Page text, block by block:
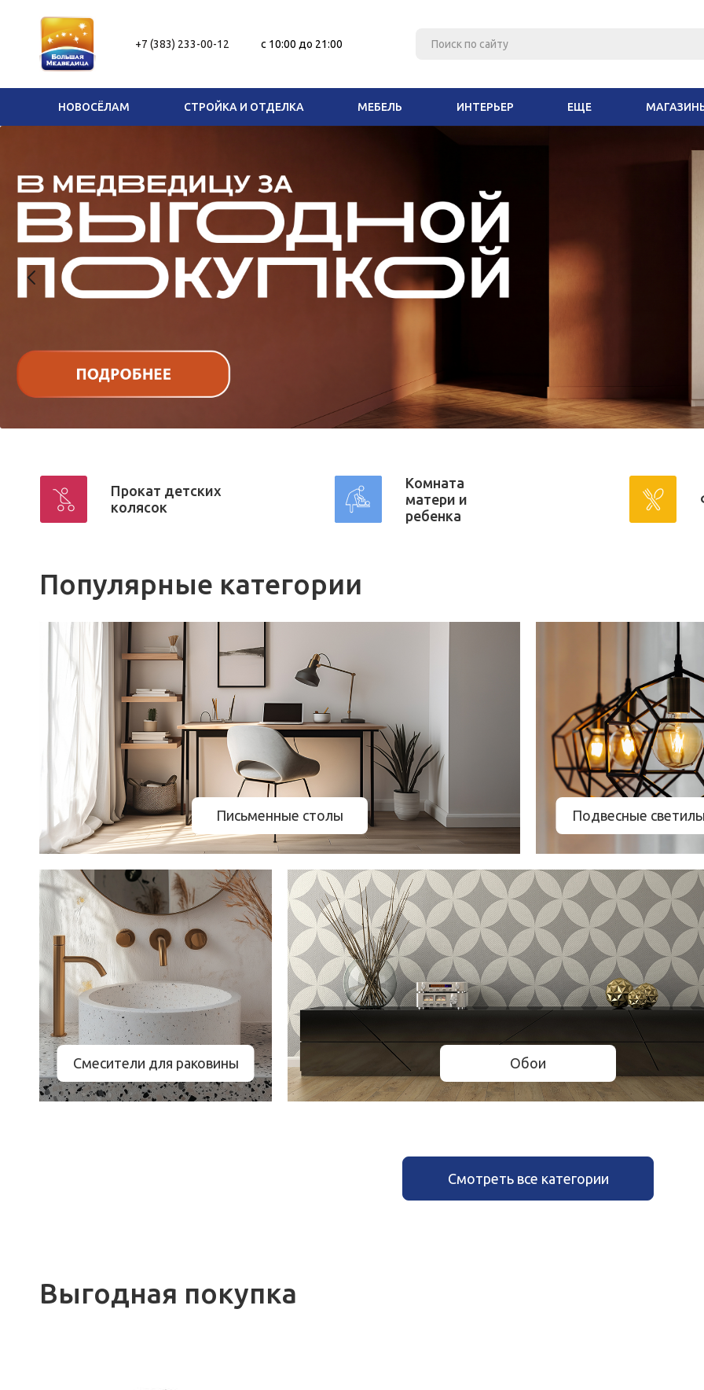
+7 (383) 233-00-12 c 10:00 до 21:00
НОВОСЁЛАМ СТРОЙКА И ОТДЕЛКА МЕБЕЛЬ ИНТЕРЬЕР ЕЩЕ
Прокат детских
колясок
Комната
матери и
ребенка
Популярные категории
Письменные столы Подвесные
Смесители для раковины Обои
Смотреть все категории
Выгодная покупка